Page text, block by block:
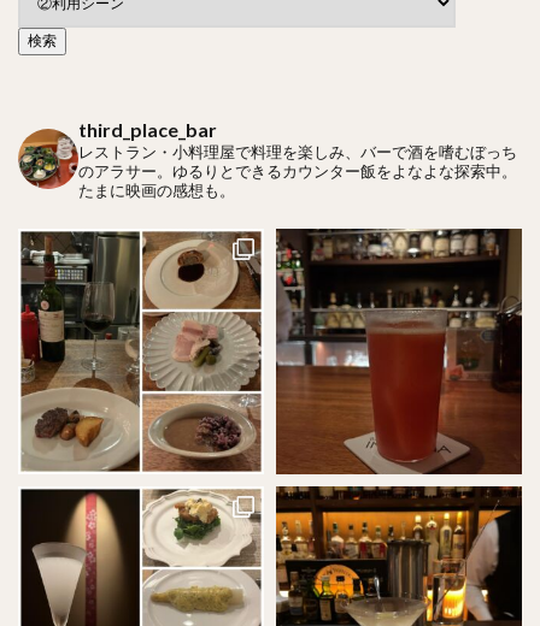
third_place_bar
レストラン・小料理屋で料理を楽しみ、バーで酒を嗜むぼっち
のアラサー。ゆるりとできるカウンター飯をよなよな探索中。
たまに映画の感想も。